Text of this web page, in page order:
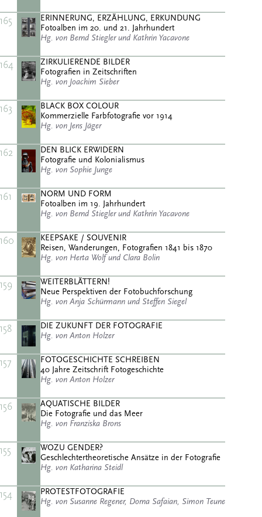
165
ERINNERUNG, ERZÄHLUNG, ERKUNDUNG
Fotoalben im 20. und 21. Jahrhundert
Hg. von Bernd Stiegler und Kathrin Yacavone
164
ZIRKULIERENDE BILDER
Fotografien in Zeitschriften
Hg. von Joachim Sieber
163
BLACK BOX COLOUR
Kommerzielle Farbfotografie vor 1914
Hg. von Jens Jäger
162
DEN BLICK ERWIDERN
Fotografie und Kolonialismus
Hg. von Sophie Junge
161
NORM UND FORM
Fotoalben im 19. Jahrhundert
Hg. von Bernd Stiegler und Kathrin Yacavone
160
KEEPSAKE / SOUVENIR
Reisen, Wanderungen, Fotografien 1841 bis 1870
Hg. von Herta Wolf und Clara Bolin
159
WEITERBLÄTTERN!
Neue Perspektiven der Fotobuchforschung
Hg. von Anja Schürmann und Steffen Siegel
158
DIE ZUKUNFT DER FOTOGRAFIE
Hg. von Anton Holzer
157
FOTOGESCHICHTE SCHREIBEN
40 Jahre Zeitschrift Fotogeschichte
Hg. von Anton Holzer
156
AQUATISCHE BILDER
Die Fotografie und das Meer
Hg. von Franziska Brons
155
WOZU GENDER?
Geschlechtertheoretische Ansätze in der Fotografie
Hg. von Katharina Steidl
154
PROTESTFOTOGRAFIE
Hg. von Susanne Regener, Dorna Safaian, Simon Teune